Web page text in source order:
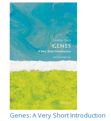
Genes: A Very Short Introduction